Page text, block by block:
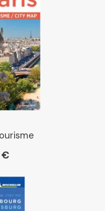
La Procure
€